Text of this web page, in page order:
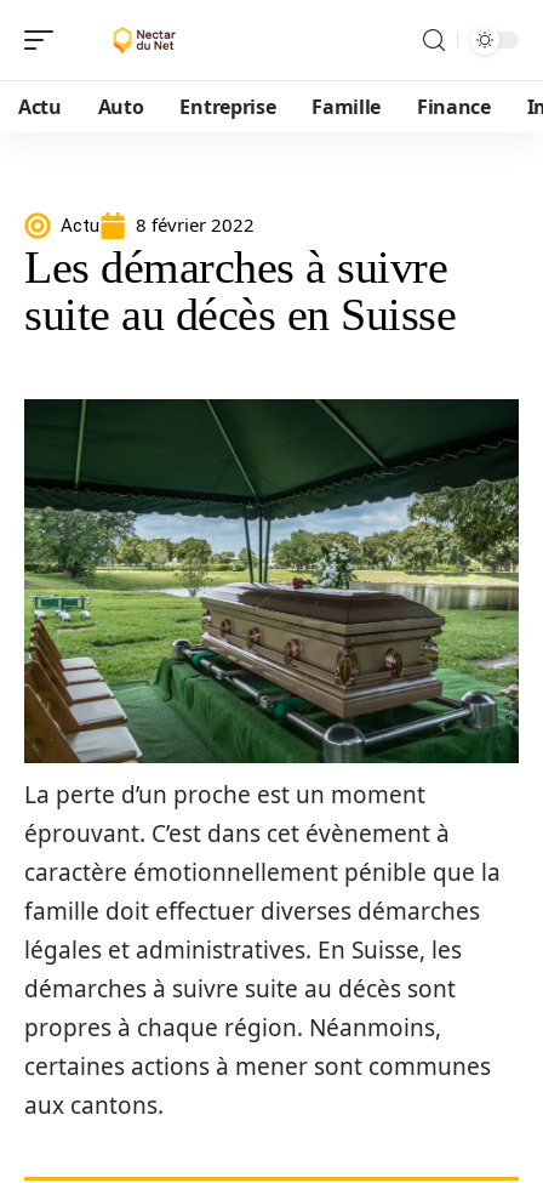
Actu Auto Entreprise Famille Finance
Actu 8 février 2022
Les démarches à suivre
suite au décès en Suisse
La perte d’un proche est un moment
éprouvant. C’est dans cet évènement à
caractère émotionnellement pénible que la
famille doit effectuer diverses démarches
légales et administratives. En Suisse, les
démarches à suivre suite au décès sont
propres à chaque région. Néanmoins,
certaines actions à mener sont communes
aux cantons.